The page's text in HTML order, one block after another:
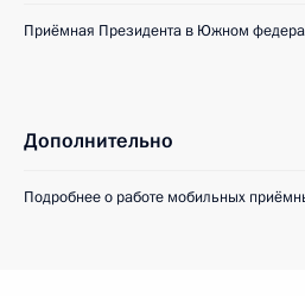
Приёмная Президента в Южном
Дополнительно
Подробнее о работе мобильных